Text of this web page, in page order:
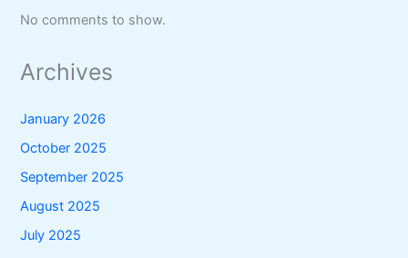
No comments to show.
Archives
January 2026
October 2025
September 2025
August 2025
July 2025